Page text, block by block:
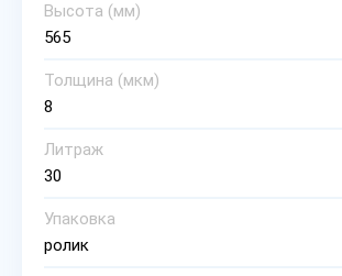
Высота (мм)
565
Толщина (мкм)
8
Литраж
30
Упаковка
ролик